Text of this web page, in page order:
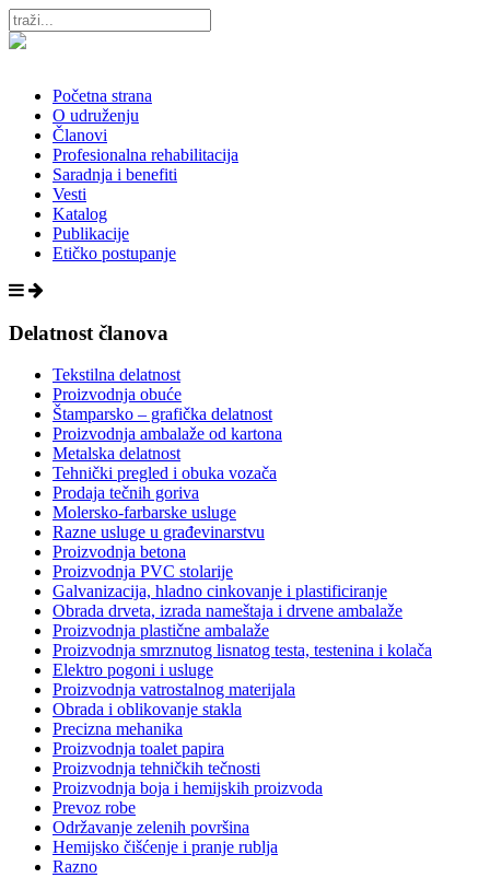
Početna strana
O udruženju
Članovi
Profesionalna rehabilitacija
Saradnja i benefiti
Vesti
Katalog
Publikacije
Etičko postupanje
Delatnost članova
Tekstilna delatnost
Proizvodnja obuće
Štamparsko – grafička delatnost
Proizvodnja ambalaže od kartona
Metalska delatnost
Tehnički pregled i obuka vozača
Prodaja tečnih goriva
Molersko-farbarske usluge
Razne usluge u građevinarstvu
Proizvodnja betona
Proizvodnja PVC stolarije
Galvanizacija, hladno cinkovanje i plastificiranje
Obrada drveta, izrada nameštaja i drvene ambalaže
Proizvodnja plastične ambalaže
Proizvodnja smrznutog lisnatog testa, testenina i kolača
Elektro pogoni i usluge
Proizvodnja vatrostalnog materijala
Obrada i oblikovanje stakla
Precizna mehanika
Proizvodnja toalet papira
Proizvodnja tehničkih tečnosti
Proizvodnja boja i hemijskih proizvoda
Prevoz robe
Održavanje zelenih površina
Hemijsko čišćenje i pranje rublja
Razno